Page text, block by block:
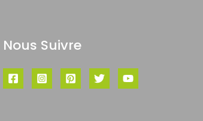
Nous Suivre